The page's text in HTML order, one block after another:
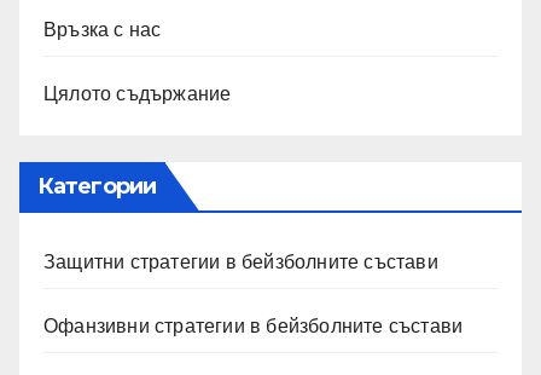
Връзка с нас
Цялото съдържание
Категории
Защитни стратегии в бейзболните състави
Офанзивни стратегии в бейзболните състави